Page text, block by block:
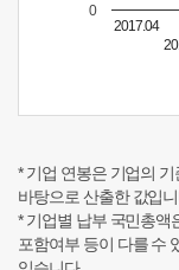
2017.04
0
* 기업 연봉은 기업의
바탕으로 산출한 값입니
* 기업별 납부 국민총액
포함여부 등이 다를 수